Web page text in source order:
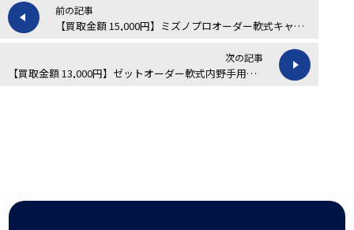
前の記事
【買取金額 15,000円】ミズノプロオーダー軟式キャッチャーミットの買取実績
次の記事
【買取金額 13,000円】ゼットオーダー軟式内野手用グローブの買取実績